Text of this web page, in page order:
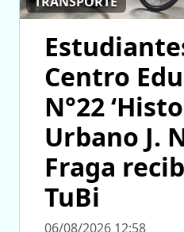
Centro
N°22
Urbano J.
Fraga
TuBi
06/08/2026 12:58